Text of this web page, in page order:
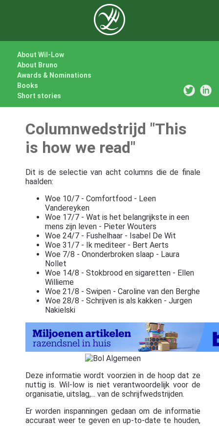
About Wil-Low
About Bruno
Awards & Nominations
Books
Short stories
Columnwedstrijd "This
is how we read"
Dit is de selectie van acht columns die de finale
haalden:
Woe 10/7 - Comfortfood - Leen
Vandereyken
Woe 17/7 - Wat is het belangrijkste in een
mens zijn leven - Pieter Wouters
Woe 24/7 - Fushelhaar - Isabel De Wit
Woe 31/7 - Ik mediteer - Bert Aerts
Woe 7/8 - Ononderbroken slaap - Laura
Nollet
Woe 14/8 - Stokbrood en sigaretten - Ellen
Willieme
Woe 21/8 - Swipen - Caroline van den Berghe
Woe 28/8 - Schrijven is als kakken - Jurgen
Nakielski
Deze informatie wordt voorzien in de hoop dat ze
nuttig is. Wil-low is niet verantwoordelijk voor de
organisatie, uitslag,... van de schrijfwedstrijden.
Er worden inspanningen gedaan om de informatie
accuraat weer te geven en up-to-date te houden,